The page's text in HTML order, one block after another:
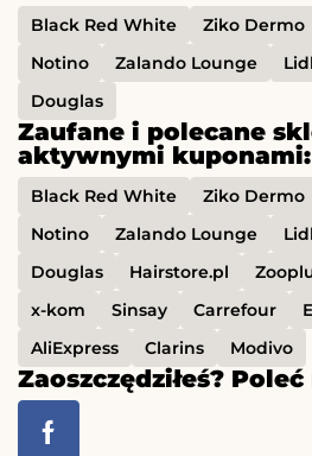
Black Red White Ziko Dermo
Notino
Zalando Lounge Lidl
Douglas
Zaufane i polecane
aktywnymi kuponami:
Black Red White Ziko Dermo
Notino
Zalando Lounge Lidl
Douglas
Hairstore.pl
x-kom
Sinsay Carrefour
AliExpress
Clarins Modivo
Zaoszczędziłeś?